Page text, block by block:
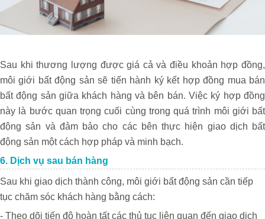
Sau khi thương lượng được giá cả và điều khoản hợp đồng,
môi giới bất động sản sẽ tiến hành ký kết hợp đồng mua bán
bất động sản giữa khách hàng và bên bán. Việc ký hợp đồng
này là bước quan trọng cuối cùng trong quá trình môi giới bất
động sản và đảm bảo cho các bên thực hiện giao dịch bất
động sản một cách hợp pháp và minh bạch.
6. Dịch vụ sau bán hàng
Sau khi giao dịch thành công, môi giới bất động sản cần tiếp
tục chăm sóc khách hàng bằng cách:
- Theo dõi tiến độ hoàn tất các thủ tục liên quan đến giao dịch